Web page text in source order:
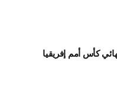
كأس أمم إفريقيا